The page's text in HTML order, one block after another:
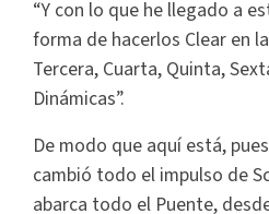
“Y con lo que he llegado a
forma de hacerlos Clear en
Tercera, Cuarta, Quinta,
Dinámicas”.
De modo que aquí está,
cambió todo el impulso de
abarca todo el Puente,